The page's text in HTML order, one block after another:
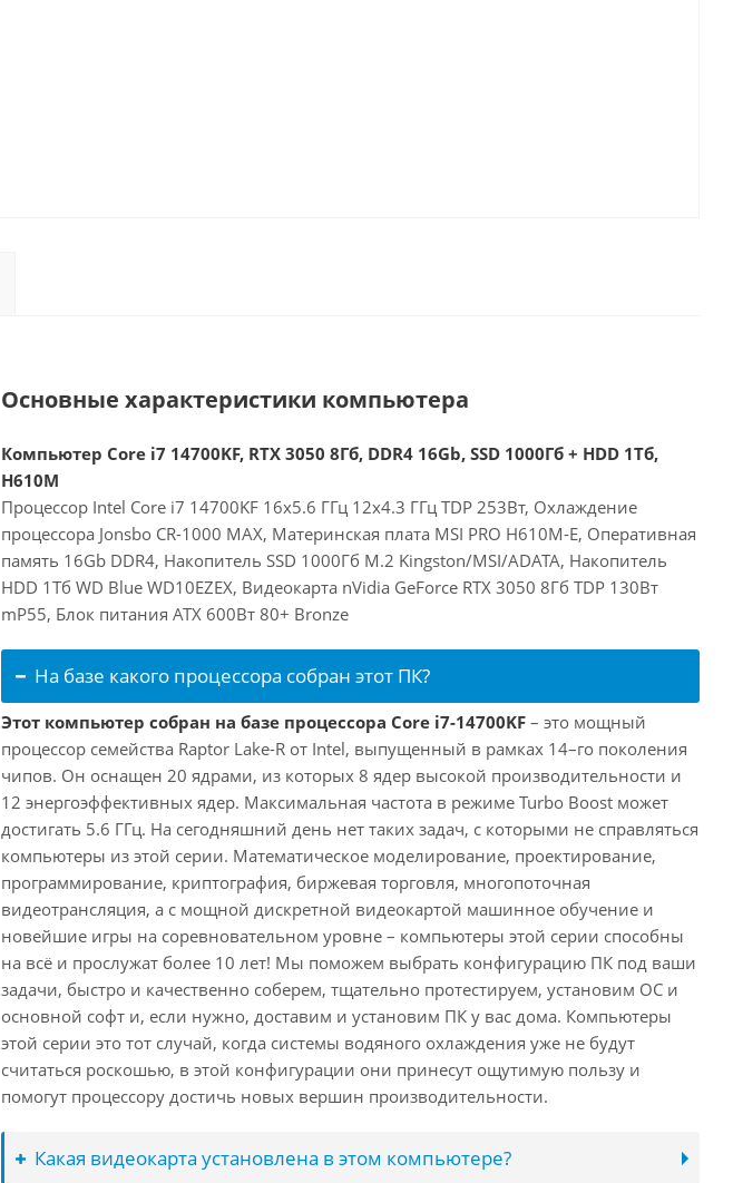
Основные характеристики компьютера
Компьютер Core i7 14700KF, RTX 3050 8Гб, DDR4 16Gb, SSD 1000Гб + HDD 1Тб,
H610M
Процессор Intel Core i7 14700KF 16x5.6 ГГц 12x4.3 ГГц TDP 253Вт, Охлаждение
процессора Jonsbo CR-1000 MAX, Материнская плата MSI PRO H610M-E, Оперативная
память 16Gb DDR4, Накопитель SSD 1000Гб M.2 Kingston/MSI/ADATA, Накопитель
HDD 1Тб WD Blue WD10EZEX, Видеокарта nVidia GeForce RTX 3050 8Гб TDP 130Вт
mP55, Блок питания ATX 600Вт 80+ Bronze
На базе какого процессора собран этот ПК?
Этот компьютер собран на базе процессора Core i7-14700KF – это мощный
процессор семейства Raptor Lake-R от Intel, выпущенный в рамках 14–го поколения
чипов. Он оснащен 20 ядрами, из которых 8 ядер высокой производительности и
12 энергоэффективных ядер. Максимальная частота в режиме Turbo Boost может
достигать 5.6 ГГц. На сегодняшний день нет таких задач, с которыми не справляться
компьютеры из этой серии. Математическое моделирование, проектирование,
программирование, криптография, биржевая торговля, многопоточная
видеотрансляция, а с мощной дискретной видеокартой машинное обучение и
новейшие игры на соревновательном уровне – компьютеры этой серии способны
на всё и прослужат более 10 лет! Мы поможем выбрать конфигурацию ПК под ваши
задачи, быстро и качественно соберем, тщательно протестируем, установим ОС и
основной софт и, если нужно, доставим и установим ПК у вас дома. Компьютеры
этой серии это тот случай, когда системы водяного охлаждения уже не будут
считаться роскошью, в этой конфигурации они принесут ощутимую пользу и
помогут процессору достичь новых вершин производительности.
Какая видеокарта установлена в этом компьютере?